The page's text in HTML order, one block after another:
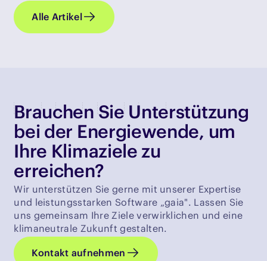
Alle Artikel
Brauchen Sie Unterstützung
bei der Energiewende, um
Ihre Klimaziele zu
erreichen?
Wir unterstützen Sie gerne mit unserer Expertise
und leistungsstarken Software „gaia". Lassen Sie
uns gemeinsam Ihre Ziele verwirklichen und eine
klimaneutrale Zukunft gestalten.
Kontakt aufnehmen